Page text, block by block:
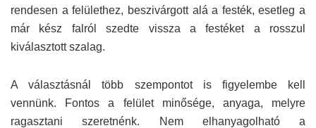
rendesen a felülethez, beszivárgott alá a festék, esetleg a
már kész falról szedte vissza a festéket a rosszul
kiválasztott szalag.
A választásnál több szempontot is figyelembe kell
vennünk. Fontos a felület minősége, anyaga, melyre
ragasztani szeretnénk. Nem elhanyagolható a